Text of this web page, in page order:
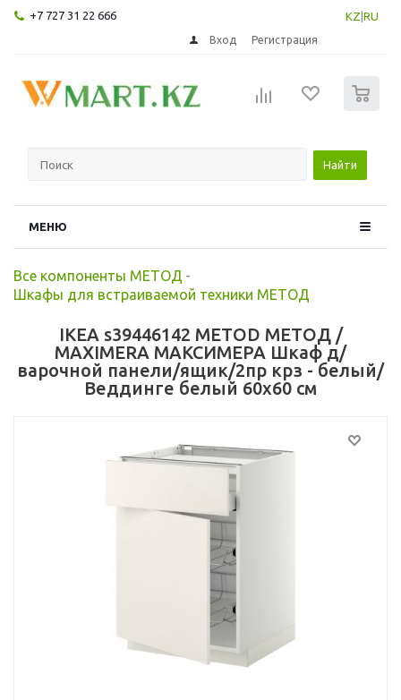
+7 727 31 22 666 KZ RU
Вход Регистрация
Найти
МЕНЮ
Все компоненты МЕТОД -
Шкафы для встраиваемой техники МЕТОД
IKEA s39446142 METOD МЕТОД /
MAXIMERA МАКСИМЕРА Шкаф д/
варочной панели/ящик/2пр крз - белый/
Веддинге белый 60x60 см